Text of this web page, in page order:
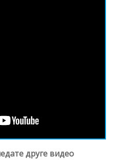
друге видео